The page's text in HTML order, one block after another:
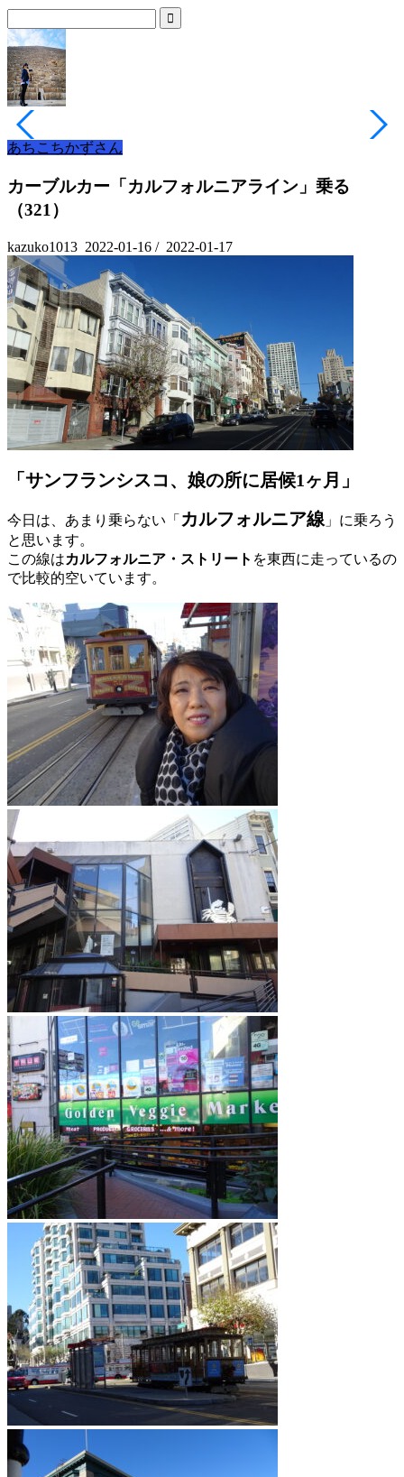
あちこちかずさん
カーブルカー「カルフォルニアライン」乗る
（321）
kazuko1013 2022-01-16 / 2022-01-17
「サンフランシスコ、娘の所に居候1ヶ月」
今日は、あまり乗らない「 カルフォルニア線 」に乗ろう
と思います。
この線はカルフォルニア・ストリート を東西に走っているの
で比較的空いています。